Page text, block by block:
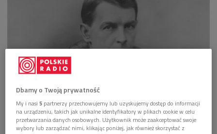
Opis obrazu: Obraz artystki malarki Kazimiery Dąbrowskiej przedstawiający
portret Juliusza Osterwy namalowany w 1933 roku w Krakowie Foto:
Narodowe Archiwum Cyfrowe
Dbamy o Twoją prywatność
My i nasi5 partnerzy przechowujemy lub uzyskujemy dostęp do informacji
na urządzeniu, takich jak unikalne identyfikatory w plikach cookie w celu
przetwarzania danych osobowych. Użytkownik może zaakceptować swoje
wybory lub zarządzać nimi, klikając poniżej, jak również skorzystać z